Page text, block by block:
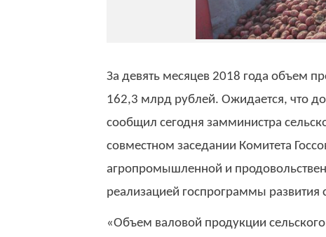
За девять месяцев 2018 года объем
162,3 млрд рублей. Ожидается, что
сообщил сегодня замминистра
совместном заседании Комитета
агропромышленной и
реализацией госпрограммы развития
«Объем валовой продукции сельского